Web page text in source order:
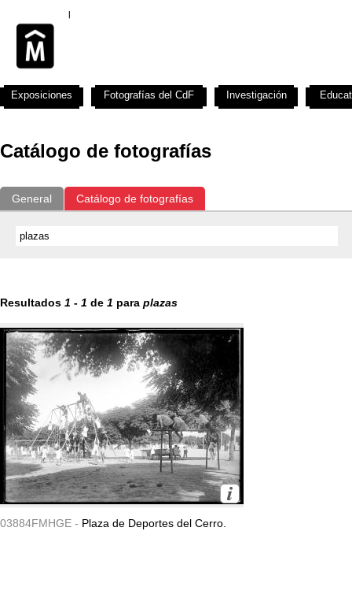
Catálogo de fotografías
General Catálogo de fotografías
Resultados 1 - 1 de 1 para plazas
03884FMHGE - Plaza de Deportes del Cerro.
Exposiciones Fotografías del CdF Investigación